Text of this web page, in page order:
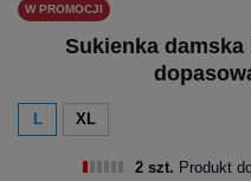
W PROMOCJI
Sukienka
L XL
2 szt. Produkt